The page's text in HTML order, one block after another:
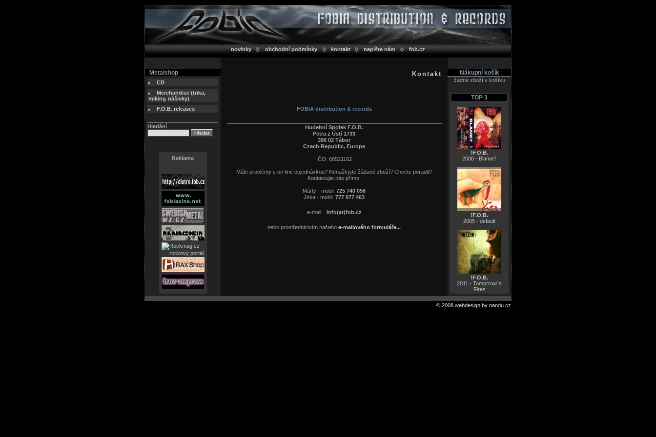
novinky obchodní podmínky kontakt napište nám fob.cz
Metalshop
CD
Merchandise (trika,
mikiny, nášivky)
F.O.B. releases
Hledání
Reklama
Kontakt
FOBIA distribution & records
Hudební Spolek F.O.B.
Petra z Ústí 1733
390 02 Tábor
Czech Republic, Europe
IČO: 68521162
Máte problémy s on-line objednávkou? Nenašli jste žádané zboží? Chcete poradit?
Kontaktujte nás přímo:
Márty - mobil:725 740 058
Jirka - mobil:777 077 463
e-mail: info(at)fob.cz
nebo prostřednictvím našehoe-mailového formuláře...
Nákupní košík
žádné zboží v košíku
TOP 3
!F.O.B.
2000 - Blame?
!F.O.B.
2005 - default
!F.O.B.
2011 - Tomorrow´s
Fires
© 2008 webdesign by nandu.cz